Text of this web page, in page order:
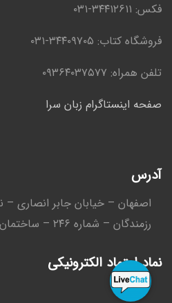
فکس: ۳۴۴١۲۶١١-٠۳١
فروشگاه کتاب: ۳۴۴۰۹۷۰۵-۰۳۱
تلفن همراه: ۰۹۳۶۴۰۳۷۵۷۷
صفحه اینستاگرام زبان سرا
آدرس
اصفهان – خیابان جابر انصاری –
رزمندگان – شماره ۲۴۶ – ساختمان زبان سرای اصفهان
نماد اعتماد الکترونیکی